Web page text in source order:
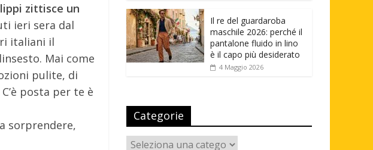
zittisce un
ieri sera dal
italiani il
Mai come
pulite, di
posta per te è
sorprendere,
Il re del guardaroba
maschile 2026: perché il
pantalone fluido in lino
è il capo più desiderato
4 Maggio 2026
Categorie
Categorie